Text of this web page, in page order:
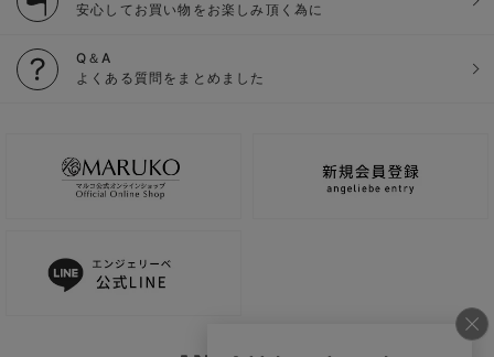
安心してお買い物をお楽しみ頂く為に
Q＆A
よくある質問をまとめました